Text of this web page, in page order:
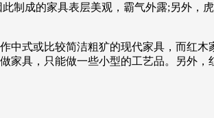
制成的家具表层美观，霸气外露;另外，
中式或比较简洁粗犷的现代家具，而红
具，只能做一些小型的工艺品。另外，